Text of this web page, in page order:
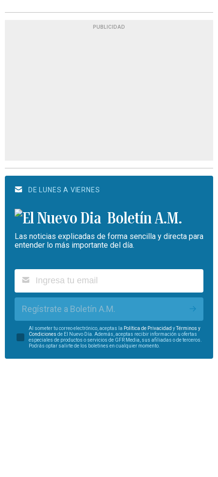
PUBLICIDAD
DE LUNES A VIERNES
Boletín A.M.
Las noticias explicadas de forma sencilla y directa para
entender lo más importante del día.
Regístrate a Boletín A.M.
Al someter tu correo electrónico, aceptas la Política de Privacidad yTérminos y
Condiciones de El Nuevo Día. Además, aceptas recibir información u ofertas
especiales de productos o servicios de GFR Media, sus afiliadas o de terceros.
Podrás optar salirte de los boletines en cualquier momento.